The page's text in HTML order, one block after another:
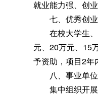
就业能力强、创
七、优秀创业
在校大学生、
元、20万元、15
予资助，项目2年
八、事业单位
集中组织开展